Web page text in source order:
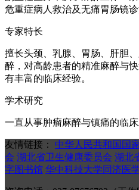
危重症病人救治及无痛胃肠镜诊
专家特长
擅长头颈、乳腺、胃肠、肝胆
醉，对高龄患者的精准麻醉与
有丰富的临床经验。
学术研究
一直从事肿瘤麻醉与镇痛的临
友情链接： 中华人民共和国国
会 湖北省卫生健康委员会 湖北
字图书馆 华中科技大学同济医